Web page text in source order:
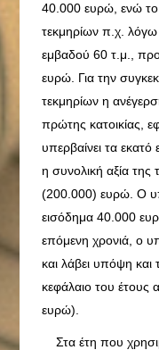
40.000 ευρώ, ενώ το
τεκμηρίων π.χ. λόγω
εμβαδού 60 τ.μ.,
ευρώ. Για την
τεκμηρίων η
πρώτης κατοικίας,
υπερβαίνει τα εκατό
η συνολική αξία
(200.000) ευρώ. Ο
εισόδημα 40.000
επόμενη χρονιά, ο
και λάβει υπόψη και
κεφάλαιο του έτους
ευρώ).
Στα έτη που